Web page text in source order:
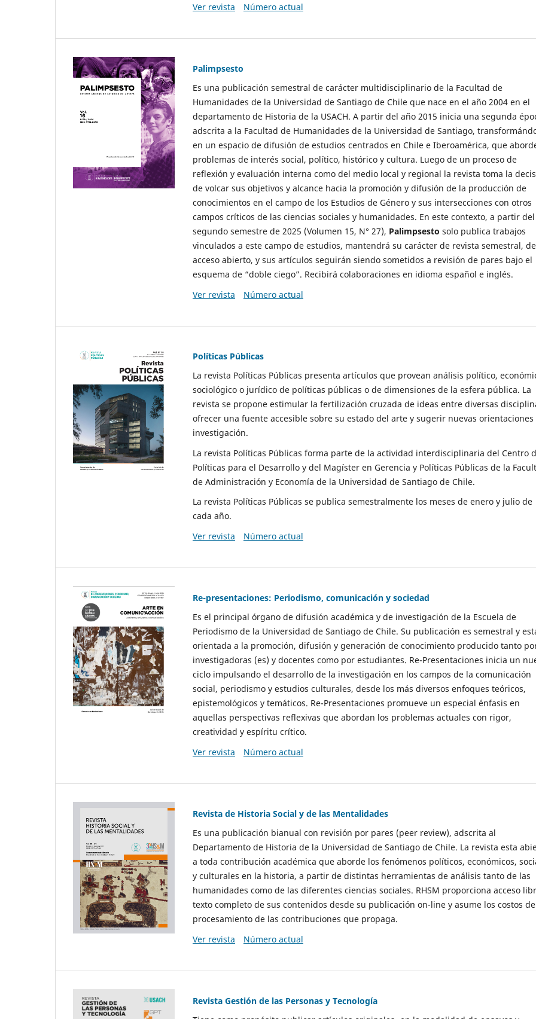
Ver revista
Número actual
Palimpsesto
Es una publicación semestral de carácter multidisciplinario de la Facultad de
Humanidades de la Universidad de Santiago de Chile que nace en el año 2004 en el
departamento de Historia de la USACH. A partir del año 2015 inicia una segunda
adscrita a la Facultad de Humanidades de la Universidad de Santiago,
en un espacio de difusión de estudios centrados en Chile e Iberoamérica, que
problemas de interés social, político, histórico y cultura. Luego de un proceso de
reflexión y evaluación interna como del medio local y regional la revista toma la
de volcar sus objetivos y alcance hacia la promoción y difusión de la producción de
conocimientos en el campo de los Estudios de Género y sus intersecciones con otros
campos críticos de las ciencias sociales y humanidades. En este contexto, a partir del
segundo semestre de 2025 (Volumen 15, N° 27), Palimpsesto solo publica trabajos
vinculados a este campo de estudios, mantendrá su carácter de revista semestral, de
acceso abierto, y sus artículos seguirán siendo sometidos a revisión de pares bajo el
esquema de “doble ciego”. Recibirá colaboraciones en idioma español e inglés.
Ver revista
Número actual
Políticas Públicas
La revista Políticas Públicas presenta artículos que provean análisis político,
sociológico o jurídico de políticas públicas o de dimensiones de la esfera pública. La
revista se propone estimular la fertilización cruzada de ideas entre diversas
ofrecer una fuente accesible sobre su estado del arte y sugerir nuevas orientaciones
investigación.
La revista Políticas Públicas forma parte de la actividad interdisciplinaria del Centro
Políticas para el Desarrollo y del Magíster en Gerencia y Políticas Públicas de la
de Administración y Economía de la Universidad de Santiago de Chile.
La revista Políticas Públicas se publica semestralmente los meses de enero y julio de
cada año.
Ver revista
Número actual
Re-presentaciones: Periodismo, comunicación y sociedad
Es el principal órgano de difusión académica y de investigación de la Escuela de
Periodismo de la Universidad de Santiago de Chile. Su publicación es semestral y
orientada a la promoción, difusión y generación de conocimiento producido tanto
investigadoras (es) y docentes como por estudiantes. Re-Presentaciones inicia un
ciclo impulsando el desarrollo de la investigación en los campos de la comunicación
social, periodismo y estudios culturales, desde los más diversos enfoques teóricos,
epistemológicos y temáticos. Re-Presentaciones promueve un especial énfasis en
aquellas perspectivas reflexivas que abordan los problemas actuales con rigor,
creatividad y espíritu crítico.
Ver revista
Número actual
Revista de Historia Social y de las Mentalidades
Es una publicación bianual con revisión por pares (peer review), adscrita al
Departamento de Historia de la Universidad de Santiago de Chile. La revista esta
a toda contribución académica que aborde los fenómenos políticos, económicos,
y culturales en la historia, a partir de distintas herramientas de análisis tanto de las
humanidades como de las diferentes ciencias sociales. RHSM proporciona acceso
texto completo de sus contenidos desde su publicación on-line y asume los costos de
procesamiento de las contribuciones que propaga.
Ver revista
Número actual
Revista Gestión de las Personas y Tecnología